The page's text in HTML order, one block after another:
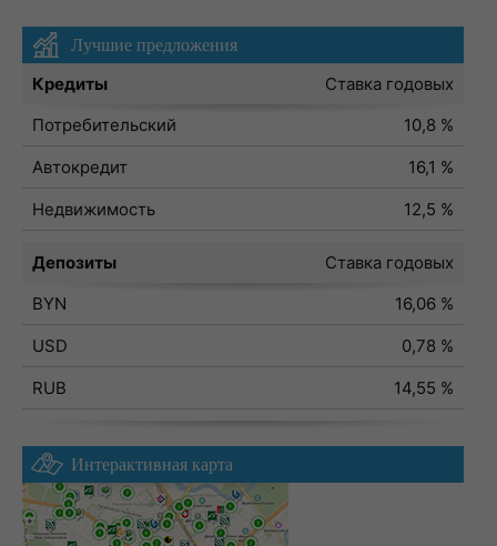
Лучшие предложения
Кредиты
Ставка годовых
Потребительский
10,8 %
Автокредит
16,1 %
Недвижимость
12,5 %
Депозиты
Ставка годовых
BYN
16,06 %
USD
0,78 %
RUB
14,55 %
Интерактивная карта